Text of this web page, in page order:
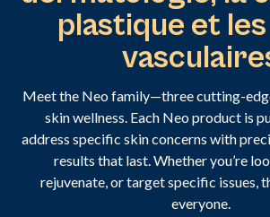
plastique et
Meet the Neo family—three cutting-
skin wellness. Each Neo product is
address specific skin concerns with
results that last. Whether you’re
rejuvenate, or target specific issues,
everyone.